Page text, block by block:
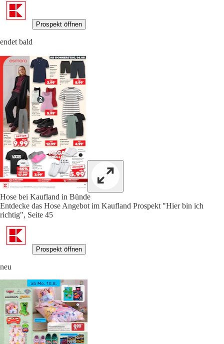
Prospekt öffnen
endet bald
Hose bei Kaufland in Bünde
Entdecke das Hose Angebot im Kaufland Prospekt "Hier bin ich
richtig", Seite 45
Prospekt öffnen
neu